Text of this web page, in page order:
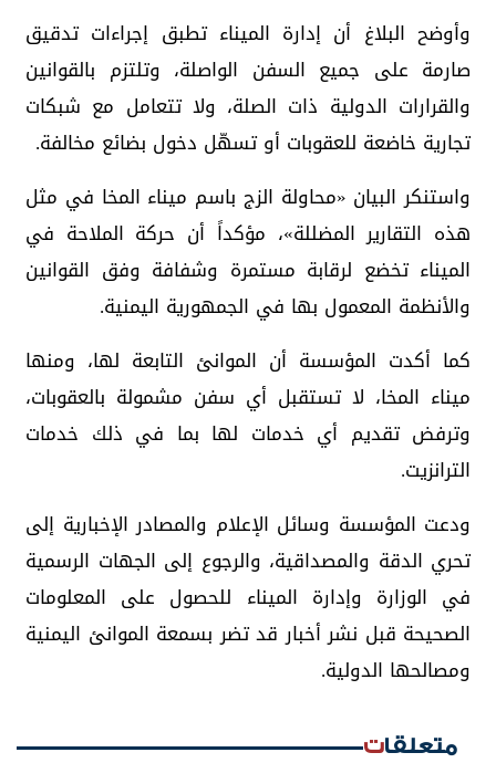
وأوضح البلاغ أن إدارة الميناء تطبق إجراءات تدقيق
صارمة على جميع السفن الواصلة، وتلتزم بالقوانين
والقرارات الدولية ذات الصلة، ولا تتعامل مع شبكات
تجارية خاضعة للعقوبات أو تسهّل دخول بضائع مخالفة.
واستنكر البيان «محاولة الزج باسم ميناء المخا في مثل
هذه التقارير المضللة»، مؤكداً أن حركة الملاحة في
الميناء تخضع لرقابة مستمرة وشفافة وفق القوانين
والأنظمة المعمول بها في الجمهورية اليمنية.
كما أكدت المؤسسة أن الموانئ التابعة لها، ومنها
ميناء المخا، لا تستقبل أي سفن مشمولة بالعقوبات،
وترفض تقديم أي خدمات لها بما في ذلك خدمات
الترانزيت.
ودعت المؤسسة وسائل الإعلام والمصادر الإخبارية إلى
تحري الدقة والمصداقية، والرجوع إلى الجهات الرسمية
في الوزارة وإدارة الميناء للحصول على المعلومات
الصحيحة قبل نشر أخبار قد تضر بسمعة الموانئ اليمنية
ومصالحها الدولية.
متعلقات